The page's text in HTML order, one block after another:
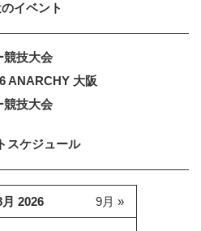
イベント
競技大会
ANARCHY 大阪
競技大会
スケジュール
月 2026 9月 »